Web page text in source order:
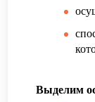
Выделим